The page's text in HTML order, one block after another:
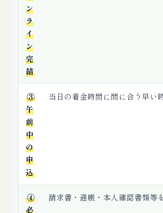
ン
ラ
イ
ン
完
結
③
午
前
中
の
申
込
当日の着金時間に間に合う早い
④
必
請求書・通帳・本人確認書類等